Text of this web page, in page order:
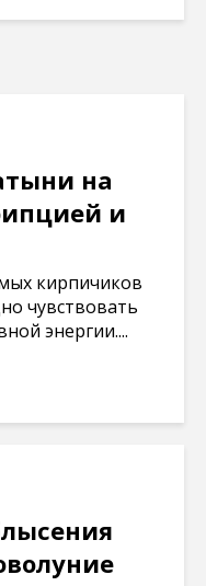
на
и
кирпичиков
чувствовать
энергии....